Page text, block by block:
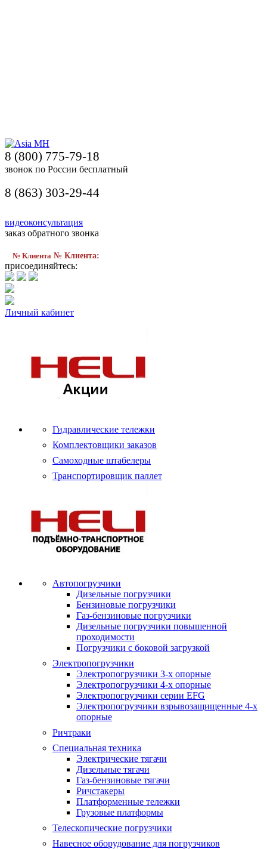
8 (800) 775-79-18
звонок по России бесплатный
8 (863) 303-29-44
видеоконсультация
заказ обратного звонка
№ Клиента № Клиента:
присоединяйтесь:
Личный кабинет
Гидравлические тележки
Комплектовщики заказов
Самоходные штабелеры
Транспортировщик паллет
Автопогрузчики
Дизельные погрузчики
Бензиновые погрузчики
Газ-бензиновые погрузчики
Дизельные погрузчики повышенной
проходимости
Погрузчики с боковой загрузкой
Электропогрузчики
Электропогрузчики 3-х опорные
Электропогрузчики 4-х опорные
Электропогрузчики серии EFG
Электропогрузчики взрывозащищенные 4-х
опорные
Ричтраки
Специальная техника
Электрические тягачи
Дизельные тягачи
Газ-бензиновые тягачи
Ричстакеры
Платформенные тележки
Грузовые платформы
Телескопические погрузчики
Навесное оборудование для погрузчиков